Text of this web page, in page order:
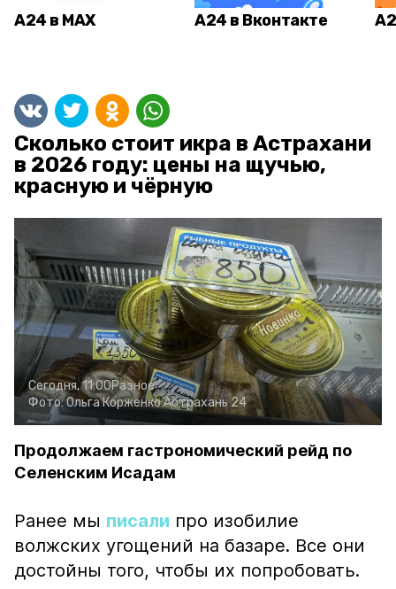
А24 в MAX А24 в Вконтакте
Сколько стоит икра в Астрахани
в 2026 году: цены на щучью,
красную и чёрную
Сегодня, 11:00Разное
Фото:Ольга КорженкоАстрахань 24
Продолжаем гастрономический рейд по
Селенским Исадам
Ранее мы писали про изобилие
волжских угощений на базаре. Все они
достойны того, чтобы их попробовать.